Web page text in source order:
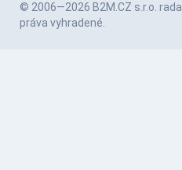
© 2006—2026 B2M.CZ s.r.o. rada
práva vyhradené.